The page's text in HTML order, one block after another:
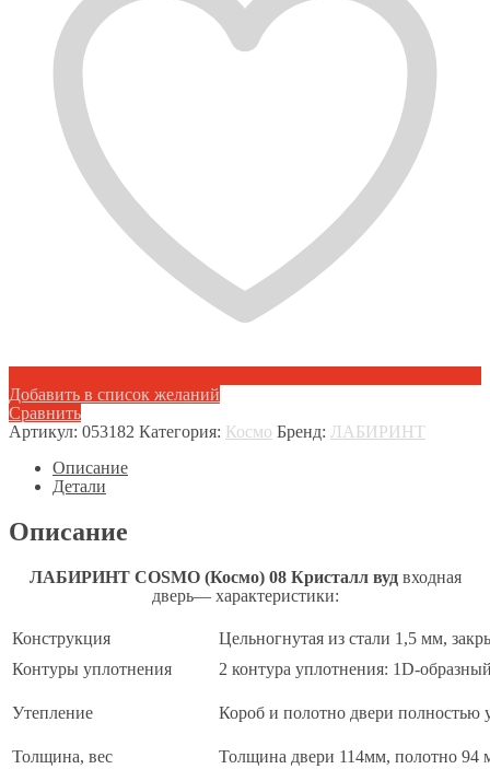
Добавить в список желаний
Сравнить
Артикул: 053182 Категория: Космо Бренд: ЛАБИРИНТ
Описание
Детали
Описание
ЛАБИРИНТ COSMO (Космо) 08 Кристалл вуд входная
дверь— характеристики:
Конструкция
Цельногнутая из стали 1,5 мм,
Контуры уплотнения
2 контура уплотнения: 1D-
Утепление Короб и полотно двери полностью
Толщина, вес Толщина двери 114мм, полотно 94